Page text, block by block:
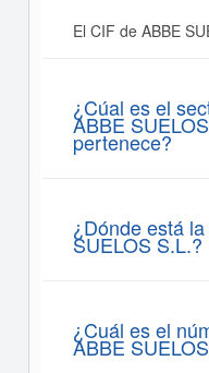
El CIF de ABBE
¿Cúal es el
ABBE
pertenece?
¿Dónde está
SUELOS S.L.?
¿Cuál es el
ABBE